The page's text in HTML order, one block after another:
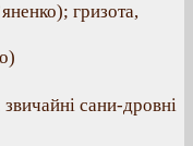
гризота,
сани-дровні